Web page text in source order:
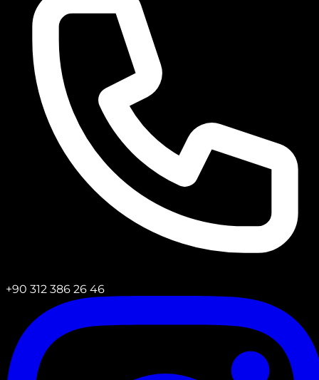
+90 312 386 26 46